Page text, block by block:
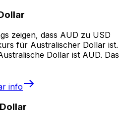
zeigen, dass AUD zu USD
für Australischer Dollar ist.
Dollar ist AUD. Das
info